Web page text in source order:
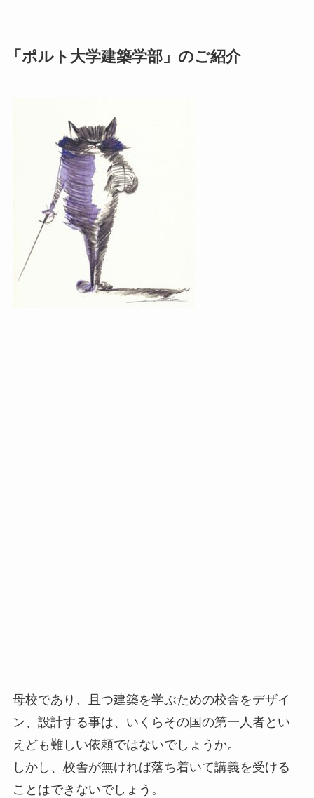
「ポルト大学建築学部」のご紹介
母校であり、且つ建築を学ぶための校舎をデザイ
ン、設計する事は、いくらその国の第一人者とい
えども難しい依頼ではないでしょうか。
しかし、校舎が無ければ落ち着いて講義を受ける
ことはできないでしょう。